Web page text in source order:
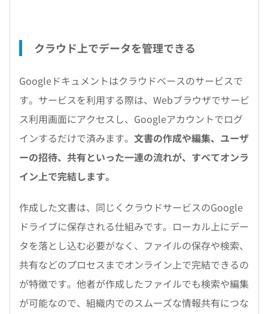
クラウド上でデータを管理できる
Googleドキュメントはクラウドベースのサービスで
す。サービスを利用する際は、Webブラウザでサービ
ス利用画面にアクセスし、Googleアカウントでログ
インするだけで済みます。 文書の作成や編集、ユーザ
ーの招待、共有といった一連の流れが、すべてオンラ
イン上で完結します。
作成した文書は、同じくクラウドサービスのGoogle
ドライブに保存される仕組みです。ローカル上にデー
タを落とし込む必要がなく、ファイルの保存や検索、
共有などのプロセスまでオンライン上で完結できるの
が特徴です。他者が作成したファイルでも検索や編集
が可能なので、組織内でのスムーズな情報共有につな